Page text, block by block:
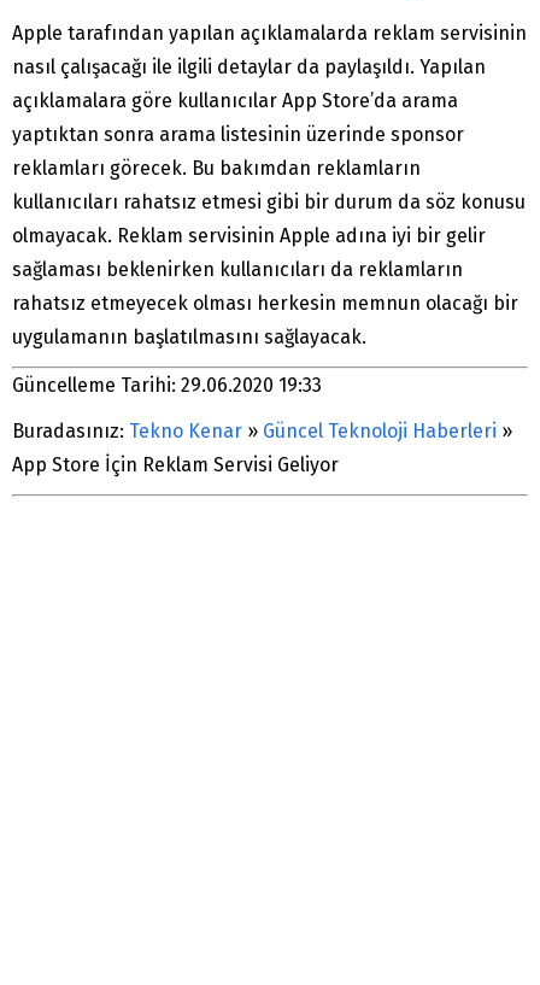
Apple tarafından yapılan açıklamalarda reklam servisinin
nasıl çalışacağı ile ilgili detaylar da paylaşıldı. Yapılan
açıklamalara göre kullanıcılar App Store’da arama
yaptıktan sonra arama listesinin üzerinde sponsor
reklamları görecek. Bu bakımdan reklamların
kullanıcıları rahatsız etmesi gibi bir durum da söz konusu
olmayacak. Reklam servisinin Apple adına iyi bir gelir
sağlaması beklenirken kullanıcıları da reklamların
rahatsız etmeyecek olması herkesin memnun olacağı bir
uygulamanın başlatılmasını sağlayacak.
Güncelleme Tarihi: 29.06.2020 19:33
Buradasınız: Tekno Kenar » Güncel Teknoloji Haberleri »
App Store İçin Reklam Servisi Geliyor